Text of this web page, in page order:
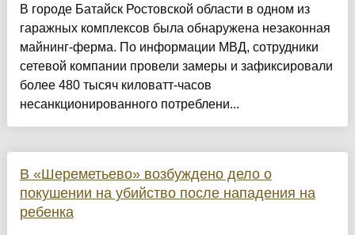
В городе Батайск Ростовской области в одном из
гаражных комплексов была обнаружена незаконная
майнинг-ферма. По информации МВД, сотрудники
сетевой компании провели замеры и зафиксировали
более 480 тысяч киловатт-часов
несанкционированного потреблени...
В «Шереметьево» возбуждено дело о
покушении на убийство после нападения на
ребенка